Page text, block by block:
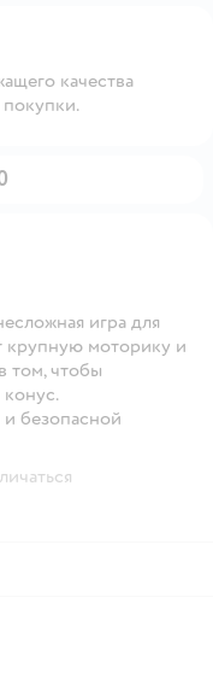
качества
игра для
крупную моторику и
том, чтобы
конус.
безопасной